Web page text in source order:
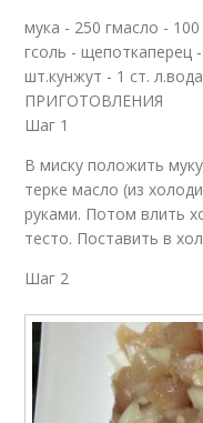
мука - 250 гмасло - 100
гсоль - щепоткаперец
шт.кунжут - 1 ст.
ПРИГОТОВЛЕНИЯ
Шаг 1
В миску положить
терке масло (из
руками. Потом влить
тесто. Поставить в
Шаг 2